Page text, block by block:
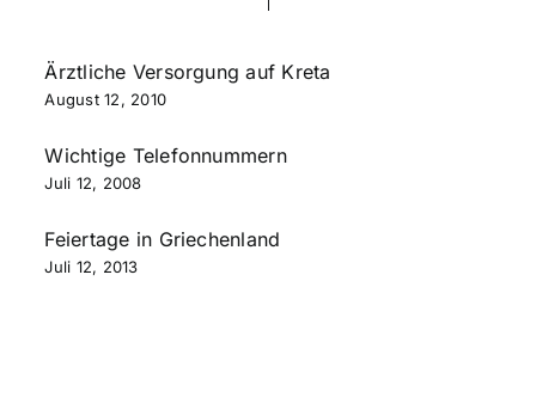
Ärztliche Versorgung auf Kreta
August 12, 2010
Wichtige Telefonnummern
Juli 12, 2008
Feiertage in Griechenland
Juli 12, 2013